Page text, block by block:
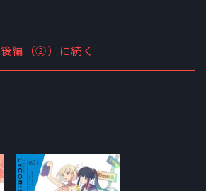
後編（②）に続く